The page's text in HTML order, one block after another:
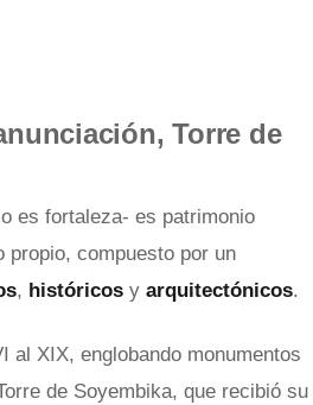
Torre de
es fortaleza- es patrimonio
compuesto por un
, históricos y arquitectónicos.
al XIX, englobando monumentos
de Soyembika, que recibió su